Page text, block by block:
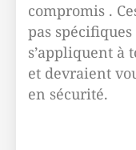
compromis .
pas
s’appliquent à
et devraient
en sécurité.